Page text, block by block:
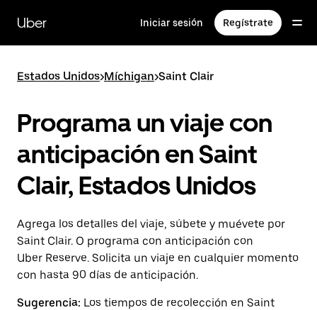
contenido
principal
Uber Iniciar sesión Regístrate
Estados Unidos>Míchigan>Saint Clair
Programa un viaje con
anticipación en Saint
Clair, Estados Unidos
Agrega los detalles del viaje, súbete y muévete por
Saint Clair. O programa con anticipación con
Uber Reserve. Solicita un viaje en cualquier momento
con hasta 90 días de anticipación.
Sugerencia: Los tiempos de recolección en Saint